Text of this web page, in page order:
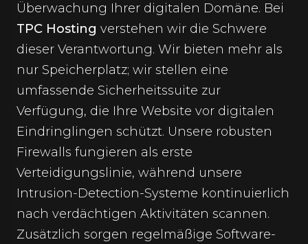
Überwachung Ihrer digitalen Domäne. Bei
TPC Hosting verstehen wir die Schwere
dieser Verantwortung. Wir bieten mehr als
nur Speicherplatz; wir stellen eine
umfassende Sicherheitssuite zur
Verfügung, die Ihre Website vor digitalen
Eindringlingen schützt. Unsere robusten
Firewalls fungieren als erste
Verteidigungslinie, während unsere
Intrusion-Detection-Systeme kontinuierlich
nach verdächtigen Aktivitäten scannen.
Zusätzlich sorgen regelmäßige Software-